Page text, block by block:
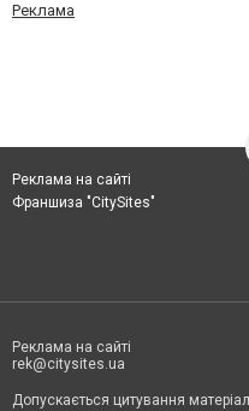
Реклама
Реклама на сайті
Франшиза "CitySites"
Реклама на сайті
rek@citysites.ua
Допускається цитування